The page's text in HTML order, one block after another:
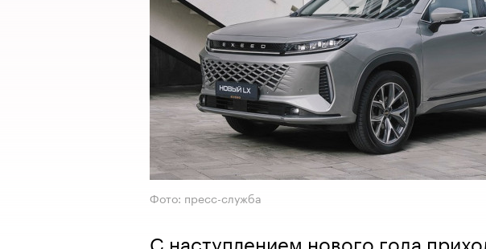
Фото: пресс-служба
С наступлением нового года